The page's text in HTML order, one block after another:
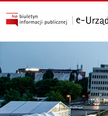
przejdź do głównego